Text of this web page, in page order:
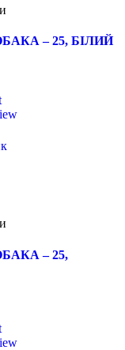
– 25, БІЛИЙ
– 25,